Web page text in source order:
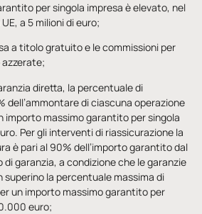
per singola impresa è elevato, nel
a 5 milioni di euro;
a titolo gratuito e le commissioni per
azzerate;
diretta, la percentuale di
dell’ammontare di ciascuna operazione
importo massimo garantito per singola
Per gli interventi di riassicurazione la
è pari al 90% dell’importo garantito dal
garanzia, a condizione che le garanzie
la percentuale massima di
un importo massimo garantito per
euro;